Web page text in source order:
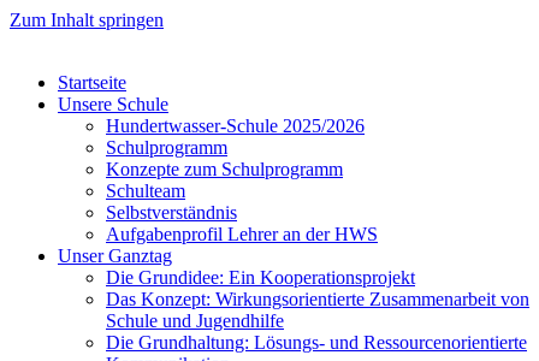
Zum Inhalt springen
Startseite
Unsere Schule
Hundertwasser-Schule 2025/2026
Schulprogramm
Konzepte zum Schulprogramm
Schulteam
Selbst­ver­ständ­nis
Aufgabenprofil Lehrer an der HWS
Unser Ganztag
Die Grundidee: Ein Kooperationsprojekt
Das Konzept: Wirkungsorientierte Zusammenarbeit von
Schule und Jugendhilfe
Die Grundhaltung: Lösungs- und Ressourcenorientierte